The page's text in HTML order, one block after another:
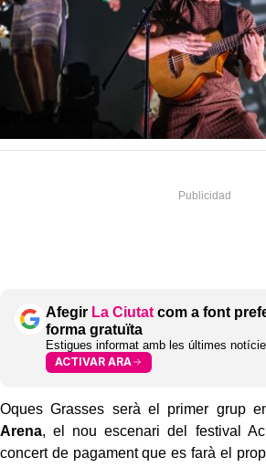
Afegir La Ciutat com a font
forma gratuïta
Estigues informat amb les últimes
ACTIVAR ARA
Oques Grasses serà el primer grup
Arena, el nou escenari del festival
concert de pagament que es farà el